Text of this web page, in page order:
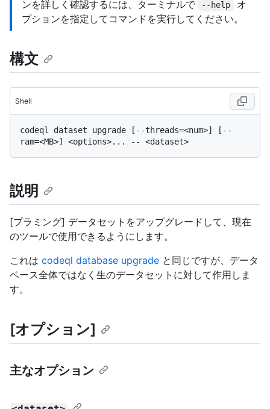
ンを詳しく確認するには、ターミナルで
--help
オ
プションを指定してコマンドを実行してください。
構文
Shell
codeql dataset upgrade [--threads=<num>] [--
説明
[プラミング] データセットをアップグレードして、現在
のツールで使用できるようにします。
これは codeql database upgrade と同じですが、データ
ベース全体ではなく生のデータセットに対して作用しま
す。
[オプション]
主なオプション